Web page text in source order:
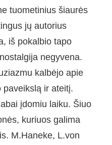
tuometinius šiaurės
jų autorius
iš pokalbio tapo
negyvena.
kalbėjo apie
ir ateitį.
įdomiu laiku. Šiuo
kuriuos galima
M.Haneke, L.von